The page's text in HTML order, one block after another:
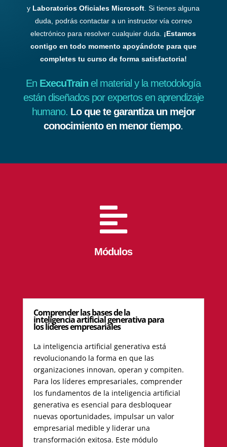
y Laboratorios Oficiales Microsoft . Si tienes alguna
duda, podrás contactar a un instructor vía correo
electrónico para resolver cualquier duda. ¡Estamos
contigo en todo momento apoyándote para que
completes tu curso de forma satisfactoria!
En ExecuTrain el material y la metodología
están diseñados por expertos en aprendizaje
humano. Lo que te garantiza un mejor
conocimiento en menor tiempo.

Módulos
Comprender las bases de la
inteligencia artificial generativa para
los líderes empresariales
La inteligencia artificial generativa está
revolucionando la forma en que las
organizaciones innovan, operan y compiten.
Para los líderes empresariales, comprender
los fundamentos de la inteligencia artificial
generativa es esencial para desbloquear
nuevas oportunidades, impulsar un valor
empresarial medible y liderar una
transformación exitosa. Este módulo